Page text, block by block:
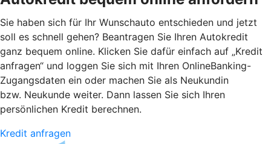
Sie haben sich für Ihr Wunschauto entschieden und jetzt
soll es schnell gehen? Beantragen Sie Ihren Autokredit
ganz bequem online. Klicken Sie dafür einfach auf „Kredit
anfragen“ und loggen Sie sich mit Ihren OnlineBanking-
Zugangsdaten ein oder machen Sie als Neukundin
bzw. Neukunde weiter. Dann lassen Sie sich Ihren
persönlichen Kredit berechnen.
Kredit anfragen